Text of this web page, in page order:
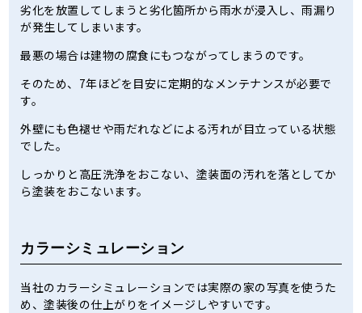
劣化を放置してしまうと劣化箇所から雨水が浸入し、雨漏り
が発生してしまいます。
最悪の場合は建物の腐食にもつながってしまうのです。
そのため、7年ほどを目安に定期的なメンテナンスが必要で
す。
外壁にも色褪せや雨だれなどによる汚れが目立っている状態
でした。
しっかりと高圧洗浄をおこない、塗装面の汚れを落としてか
ら塗装をおこないます。
カラーシミュレーション
当社のカラーシミュレーションでは実際の家の写真を使うた
め、塗装後の仕上がりをイメージしやすいです。